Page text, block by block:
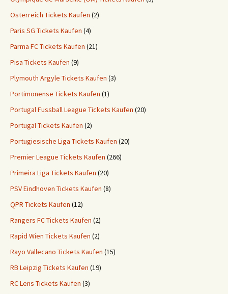
Österreich Tickets Kaufen (2)
Paris SG Tickets Kaufen (4)
Parma FC Tickets Kaufen (21)
Pisa Tickets Kaufen (9)
Plymouth Argyle Tickets Kaufen (3)
Portimonense Tickets Kaufen (1)
Portugal Fussball League Tickets Kaufen (20)
Portugal Tickets Kaufen (2)
Portugiesische Liga Tickets Kaufen (20)
Premier League Tickets Kaufen (266)
Primeira Liga Tickets Kaufen (20)
PSV Eindhoven Tickets Kaufen (8)
QPR Tickets Kaufen (12)
Rangers FC Tickets Kaufen (2)
Rapid Wien Tickets Kaufen (2)
Rayo Vallecano Tickets Kaufen (15)
RB Leipzig Tickets Kaufen (19)
RC Lens Tickets Kaufen (3)